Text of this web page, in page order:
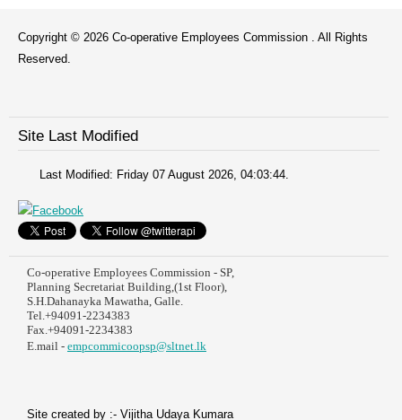
Copyright © 2026 Co-operative Employees Commission . All Rights
Reserved.
Site Last Modified
Last Modified: Friday 07 August 2026, 04:03:44.
Co-operative Employees Commission - SP,
Planning Secretariat Building,(1st Floor),
S.H.Dahanayka Mawatha, Galle.
Tel.+94091-2234383
Fax.+94091-2234383
E.mail - empcommicoopsp@sltnet.lk
Site created by :- Vijitha Udaya Kumara